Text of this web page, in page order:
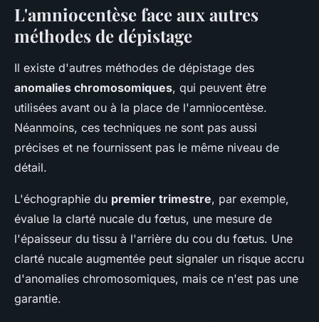
L'amniocentèse face aux autres
méthodes de dépistage
Il existe d'autres méthodes de dépistage des
anomalies chromosomiques, qui peuvent être
utilisées avant ou à la place de l'amniocentèse.
Néanmoins, ces techniques ne sont pas aussi
précises et ne fournissent pas le même niveau de
détail.
L'échographie du premier trimestre, par exemple,
évalue la clarté nucale du fœtus, une mesure de
l'épaisseur du tissu à l'arrière du cou du fœtus. Une
clarté nucale augmentée peut signaler un risque accru
d'anomalies chromosomiques, mais ce n'est pas une
garantie.